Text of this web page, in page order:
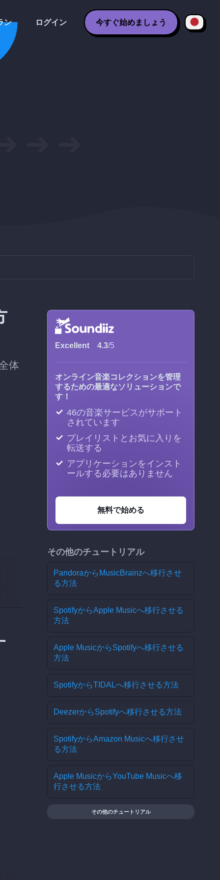
ン ログイン 今すぐ始めましょう
体
Excellent 4.3/5
オンライン音楽コレクションを管理
するための最適なソリューションで
す！
46の音楽サービスがサポート
されています
プレイリストとお気に入りを
転送する
アプリケーションをインスト
ールする必要はありません
無料で始める
その他のチュートリアル
PandoraからMusicBrainzへ移行させ
る方法
SpotifyからApple Musicへ移行させる
方法
Apple MusicからSpotifyへ移行させる
方法
SpotifyからTIDALへ移行させる方法
DeezerからSpotifyへ移行させる方法
SpotifyからAmazon Musicへ移行させ
る方法
Apple MusicからYouTube Musicへ移
行させる方法
その他のチュートリアル